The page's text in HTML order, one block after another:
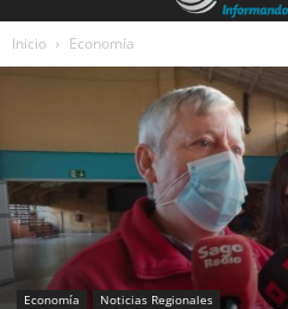
Inicio Economía
Economía Noticias Regionales